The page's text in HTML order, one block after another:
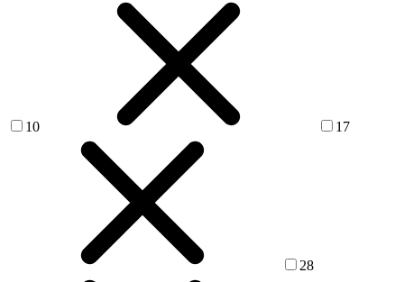
10 17
28